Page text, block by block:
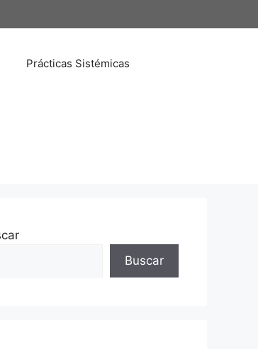
Prácticas Sistémicas
Buscar